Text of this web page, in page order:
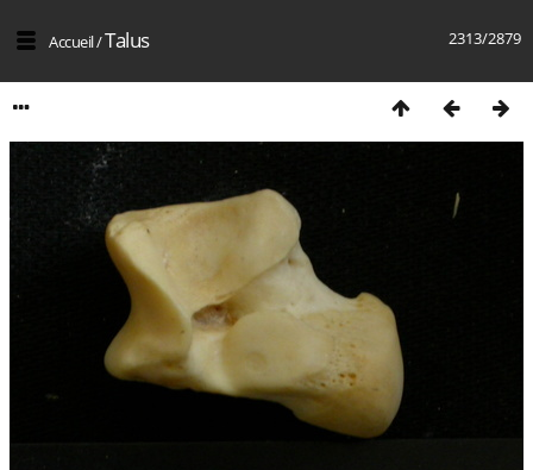
2313/2879
Accueil/Talus